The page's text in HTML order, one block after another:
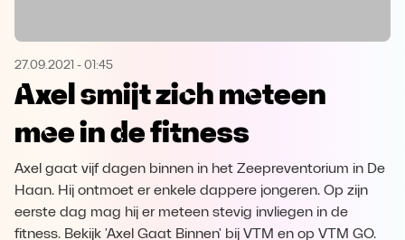
Microsoft Edge Download
Opera
27.09.2021 - 01:45
Axel smijt zich meteen
mee in de fitness
Axel gaat vijf dagen binnen in het Zeepreventorium in De
Haan. Hij ontmoet er enkele dappere jongeren. Op zijn
eerste dag mag hij er meteen stevig invliegen in de
fitness. Bekijk 'Axel Gaat Binnen' bij VTM en op VTM GO.